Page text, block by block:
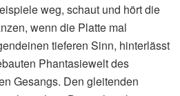
weg, schaut und hört die
wenn die Platte mal
tieferen Sinn, hinterlässt
Phantasiewelt des
Gesangs. Den gleitenden